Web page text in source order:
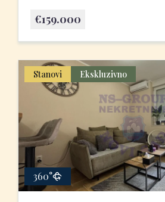
€159.000
Stanovi Ekskluzivno
360°